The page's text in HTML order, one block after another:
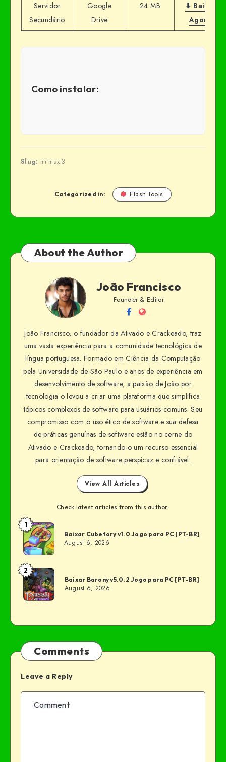
Servidor
Secundário
Google
Drive
24 MB
⬇ Baixar
Agora
Como instalar:
Slug: mi-max-3
Categorized in: Flash Tools
About the Author
João Francisco
Founder & Editor
João Francisco, o fundador da Ativado e Crackeado, traz
uma vasta experiência para a comunidade tecnológica de
língua portuguesa. Formado em Ciência da Computação
pela Universidade de São Paulo e anos de experiência em
desenvolvimento de software, a paixão de João por
tecnologia o levou a criar uma plataforma que simplifica
tópicos complexos de software para usuários comuns. Seu
compromisso com o uso ético de software e sua defesa
de práticas genuínas de software estão no cerne do
Ativado e Crackeado, tornando-o um recurso essencial
para orientação de software perspicaz e confiável.
View All Articles
Check latest articles from this author:
1
Baixar Cubetory v1.0 Jogo para PC [PT-BR]
August 6, 2026
2
Baixar Barony v5.0.2 Jogo para PC [PT-BR]
August 6, 2026
Comments
Leave a Reply